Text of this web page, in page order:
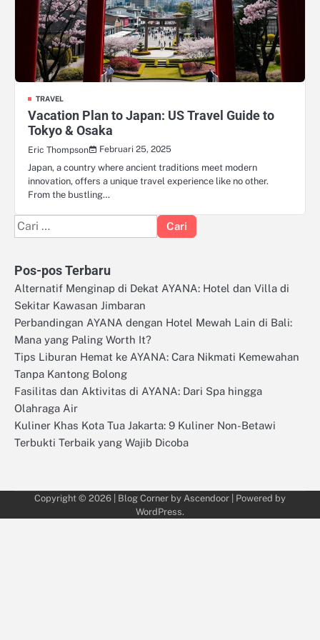
TRAVEL
Vacation Plan to Japan: US Travel Guide to
Tokyo & Osaka
Eric Thompson
Februari 25, 2025
Japan, a country where ancient traditions meet modern
innovation, offers a unique travel experience like no other.
From the bustling…
Cari
untuk:
Pos-pos Terbaru
Alternatif Menginap di Dekat AYANA: Hotel dan Villa di
Sekitar Kawasan Jimbaran
Perbandingan AYANA dengan Hotel Mewah Lain di Bali:
Mana yang Paling Worth It?
Tips Liburan Hemat ke AYANA: Cara Nikmati Kemewahan
Tanpa Kantong Bolong
Fasilitas dan Aktivitas di AYANA: Dari Spa hingga
Olahraga Air
Kuliner Khas Kota Tua Jakarta: 9 Kuliner Non-Betawi
Terbukti Terbaik yang Wajib Dicoba
Copyright © 2026 | Blog Corner by Ascendoor | Powered by
WordPress.